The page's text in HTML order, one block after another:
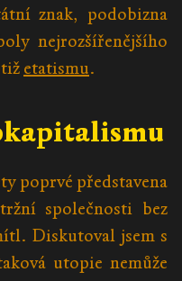
znak, podobizna
nejrozšířenějšího
etatismu.
poprvé představena
společnosti bez
Diskutoval jsem s
utopie nemůže